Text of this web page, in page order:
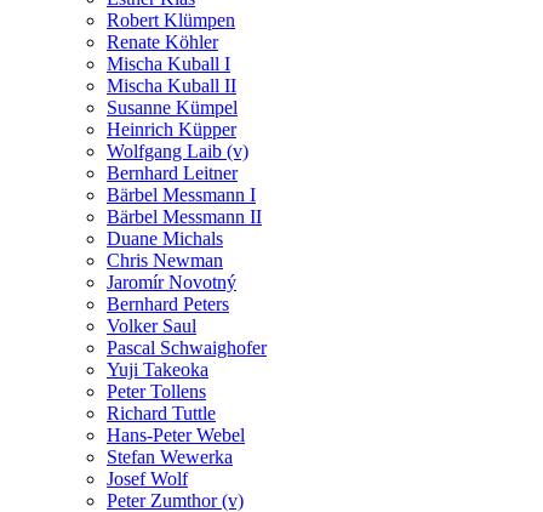
Robert Klümpen
Renate Köhler
Mischa Kuball I
Mischa Kuball II
Susanne Kümpel
Heinrich Küpper
Wolfgang Laib (v)
Bernhard Leitner
Bärbel Messmann I
Bärbel Messmann II
Duane Michals
Chris Newman
Jaromír Novotný
Bernhard Peters
Volker Saul
Pascal Schwaighofer
Yuji Takeoka
Peter Tollens
Richard Tuttle
Hans-Peter Webel
Stefan Wewerka
Josef Wolf
Peter Zumthor (v)